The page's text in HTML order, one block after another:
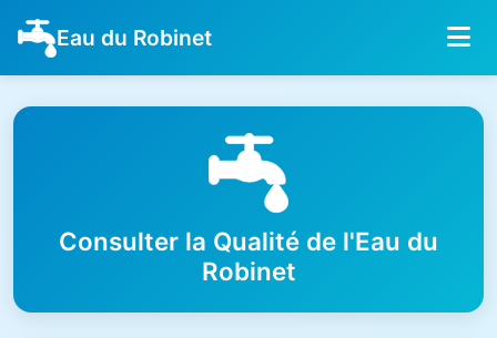
Eau du Robinet
Consulter la Qualité de l'Eau du
Robinet